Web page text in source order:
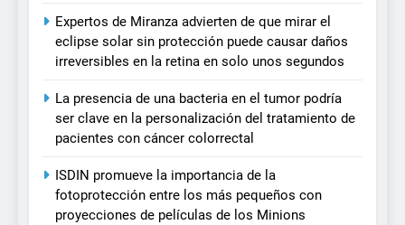
Expertos de Miranza advierten de que mirar el
eclipse solar sin protección puede causar daños
irreversibles en la retina en solo unos segundos
La presencia de una bacteria en el tumor podría
ser clave en la personalización del tratamiento de
pacientes con cáncer colorrectal
ISDIN promueve la importancia de la
fotoprotección entre los más pequeños con
proyecciones de películas de los Minions